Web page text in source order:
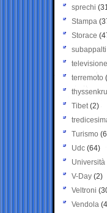
sprechi
Stampa
Storace
subappalti
televisione
terremoto
Tibet(2)
Turismo
Udc (64)
Università
V-Day (2)
Veltroni
Vendola